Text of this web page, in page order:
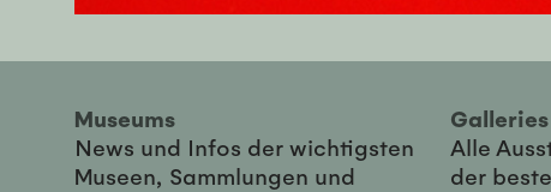
Museums
News und Infos der wichtigsten
Museen, Sammlungen und
Galleries
Alle
der